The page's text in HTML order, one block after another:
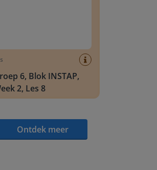
6, Blok INSTAP,
2, Les 8
Ontdek meer